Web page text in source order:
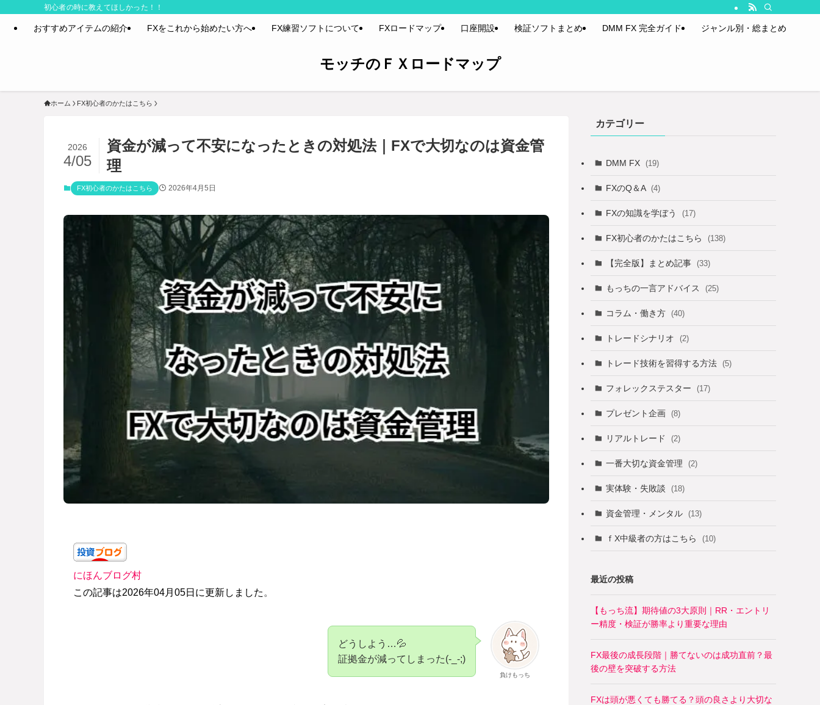
初心者の時に教えてほしかった！！
モッチのＦＸロードマップ
おすすめアイテムの紹介 FXをこれから始めたい方へ FX練習ソフトについて FXロードマップ 口座開設 検証ソフトまとめ DMM FX 完全ガイド ジャンル別・総まとめ
ホーム FX初心者のかたはこちら
資金が減って不安になったときの対処法｜FXで大切なのは資金管
理
2026
4/05
FX初心者のかたはこちら 2026年4月5日
にほんブログ村
この記事は2026年04月05日に更新しました 。
負けもっち
どうしよう…💦
証拠金が減ってしまった(-_-;)
カテゴリー
DMM FX (19)
FXのQ＆A (4)
FXの知識を学ぼう (17)
FX初心者のかたはこちら (138)
【完全版】まとめ記事 (33)
もっちの一言アドバイス (25)
コラム・働き方 (40)
トレードシナリオ (2)
トレード技術を習得する方法 (5)
フォレックステスター (17)
プレゼント企画 (8)
リアルトレード (2)
一番大切な資金管理 (2)
実体験・失敗談 (18)
資金管理・メンタル (13)
ｆX中級者の方はこちら (10)
最近の投稿
【もっち流】期待値の3大原則｜RR・エントリ
ー精度・検証が勝率より重要な理由
FX最後の成長段階｜勝てないのは成功直前？最
後の壁を突破する方法
FXは頭が悪くても勝てる？頭の良さより大切な